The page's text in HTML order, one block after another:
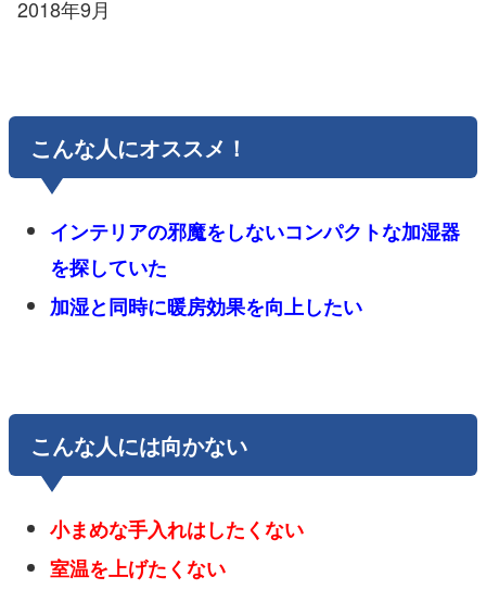
2018年9月
こんな人にオススメ！
インテリアの邪魔をしないコンパクトな加湿器
を探していた
加湿と同時に暖房効果を向上したい
こんな人には向かない
小まめな手入れはしたくない
室温を上げたくない